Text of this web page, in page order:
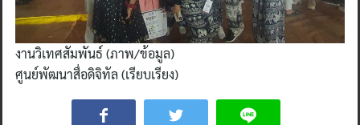
งานวิเทศสัมพันธ์ (ภาพ/ข้อมูล)
ศูนย์พัฒนาสื่อดิจิทัล (เรียบเรียง)